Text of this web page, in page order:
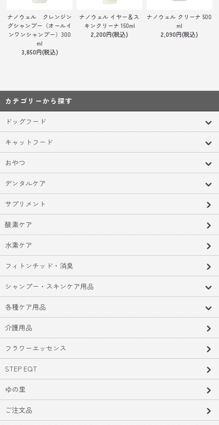
ナノウェル クレンジン
グシャンプー（オールイ
ンワンシャンプー）300
ml
3,850円(税込)
ナノウェル イヤー＆ス
キンクリーナ 150ml
2,200円(税込)
ナノウェル クリーナ 500
ml
2,090円(税込)
カテゴリーから探す
ドッグフード
キャットフード
おやつ
デンタルケア
サプリメント
酸素ケア
水素ケア
フィトンチッド・消臭
シャンプー・スキンケア用品
各種ケア用品
介護用品
フラワーエッセンス
STEP EQT
ゆの里
ご注文品